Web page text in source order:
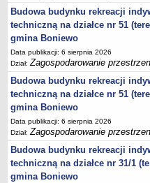
Budowa budynku rekreacji
techniczną na działce nr 51
gmina Boniewo
Data publikacji: 6 sierpnia 2026
Dział:Zagospodarowanie
Budowa budynku rekreacji
techniczną na działce nr 51
gmina Boniewo
Data publikacji: 6 sierpnia 2026
Dział:Zagospodarowanie
Budowa budynku rekreacji
techniczną na działce nr 31/1
gmina Boniewo